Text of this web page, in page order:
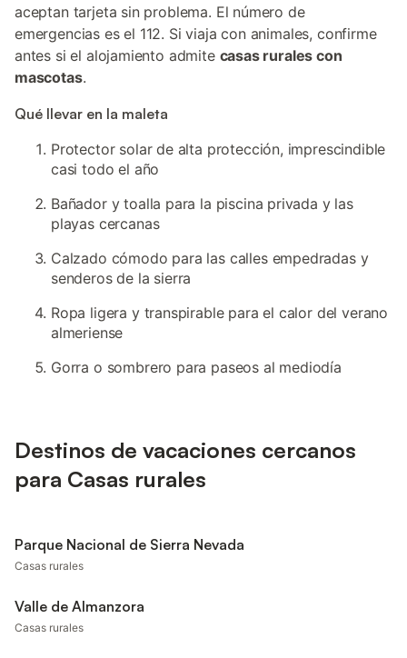
aceptan tarjeta sin problema. El número de
emergencias es el 112. Si viaja con animales, confirme
antes si el alojamiento admite casas rurales con
mascotas.
Qué llevar en la maleta
Protector solar de alta protección, imprescindible
casi todo el año
Bañador y toalla para la piscina privada y las
playas cercanas
Calzado cómodo para las calles empedradas y
senderos de la sierra
Ropa ligera y transpirable para el calor del verano
almeriense
Gorra o sombrero para paseos al mediodía
Destinos de vacaciones cercanos
para Casas rurales
Parque Nacional de Sierra Nevada
Casas rurales
Valle de Almanzora
Casas rurales